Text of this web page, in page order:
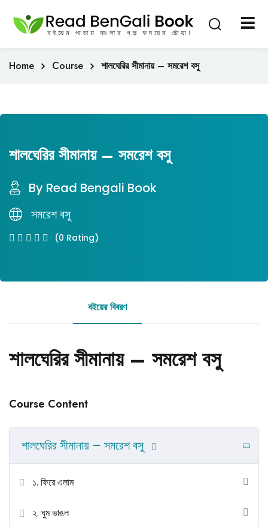
Home Course শালঘেরির সীমানায় – সমরেশ বসু
শালঘেরির সীমানায় – সমরেশ বসু
By Read Bengali Book
সমরেশ বসু
(0 Rating)
বইয়ের বিবরণ
শালঘেরির সীমানায় – সমরেশ বসু
Course Content
শালঘেরির সীমানায় – সমরেশ বসু
১. ফিরে এলাম
২. ঘুম ভাঙল
Sign in Sign up
Sign in
Remember me